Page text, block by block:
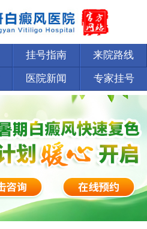
挂号指南 来院路线
医院新闻 专家挂号